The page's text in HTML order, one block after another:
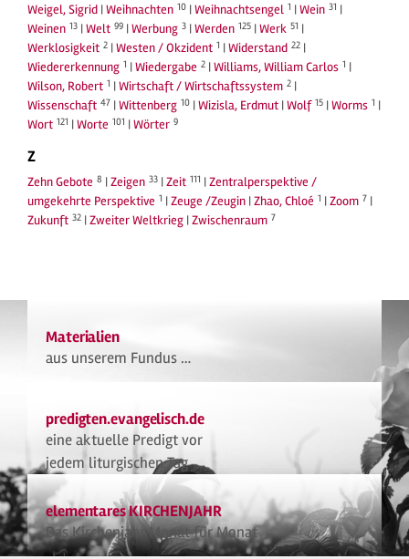
Weigel, Sigrid |Weihnachten 10 |Weihnachtsengel 1 |Wein 31 |
Weinen 13 |Welt 99 |Werbung 3 |Werden 125 |Werk 51 |
Werklosigkeit 2 |Westen / Okzident 1 |Widerstand 22 |
Wiedererkennung 1 |Wiedergabe 2 |Williams, William Carlos 1 |
Wilson, Robert 1 |Wirtschaft / Wirtschaftssystem 2 |
Wissenschaft 47 |Wittenberg 10 |Wizisla, Erdmut |Wolf 15 |Worms 1 |
Wort 121 |Worte 101 |Wörter 9
Z
Zehn Gebote 8 |Zeigen 33 |Zeit 111 |Zentralperspektive /
umgekehrte Perspektive 1 |Zeuge /Zeugin |Zhao, Chloé 1 |Zoom 7 |
Zukunft 32 |Zweiter Weltkrieg |Zwischenraum 7
Materialien
aus unserem Fundus …
predigten.evangelisch.de
eine aktuelle Predigt vor
jedem liturgischen Tag
elementares KIRCHENJAHR
Das Kirchenjahr Monat für Monat